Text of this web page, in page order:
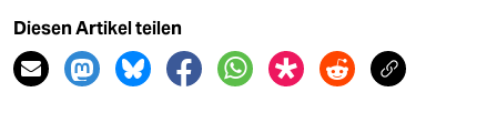
Diesen Artikel teilen